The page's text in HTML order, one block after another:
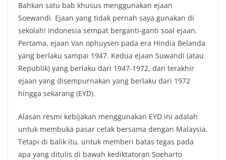
Bahkan satu bab khusus menggunakan ejaan
Soewandi. Ejaan yang tidak pernah saya gunakan di
sekolah! Indonesia sempat berganti-ganti soal ejaan.
Pertama, ejaan Van ophuysen pada era Hindia Belanda
yang berlaku sampai 1947. Kedua ejaan Suwandi (atau
Republik) yang berlaku dari 1947-1972, dan terakhir
ejaan yang disempurnakan yang berlaku dari 1972
hingga sekarang (EYD).
Alasan resmi kebijakan menggunakan EYD ini adalah
untuk membuka pasar cetak bersama dengan Malaysia.
Tetapi di balik itu, untuk memberi batas tegas pada
apa yang ditulis di bawah kediktatoran Soeharto